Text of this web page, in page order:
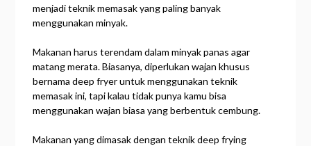
menjadi teknik memasak yang paling banyak
menggunakan minyak.
Makanan harus terendam dalam minyak panas agar
matang merata. Biasanya, diperlukan wajan khusus
bernama deep fryer untuk menggunakan teknik
memasak ini, tapi kalau tidak punya kamu bisa
menggunakan wajan biasa yang berbentuk cembung.
Makanan yang dimasak dengan teknik deep frying